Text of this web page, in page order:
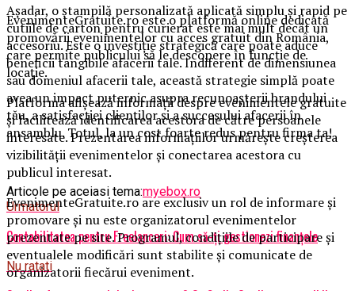
Așadar, o ștampilă personalizată aplicată simplu și rapid pe
cutiile de carton pentru curierat este mai mult decât un
accesoriu. Este o investiție strategică care poate aduce
beneficii tangibile afacerii tale. Indiferent de dimensiunea
sau domeniul afacerii tale, această strategie simplă poate
avea un impact puternic asupra recunoașterii brandului
tău, a satisfacției clienților și a succesului afacerii în
ansamblu. Totul, la un cost foarte redus pentru firma ta!
Articole pe aceiasi tema:myebox.ro
Urmatorul
Contabilitatea pentru Freelanceri: Cum să-ți gestionezi finanțele
Nu ratati
EvenimenteGratuite.ro este o platformă online dedicată
promovării evenimentelor cu acces gratuit din România,
care permite publicului să le descopere în funcție de
locație.
Platforma afișează informații despre evenimentele gratuite
și facilitează identificarea acestora de către persoanele
interesate. Prezentarea informațiilor urmărește creșterea
vizibilității evenimentelor și conectarea acestora cu
publicul interesat.
EvenimenteGratuite.ro are exclusiv un rol de informare și
promovare și nu este organizatorul evenimentelor
prezentate pe site. Programul, condițiile de participare și
eventualele modificări sunt stabilite și comunicate de
organizatorii fiecărui eveniment.